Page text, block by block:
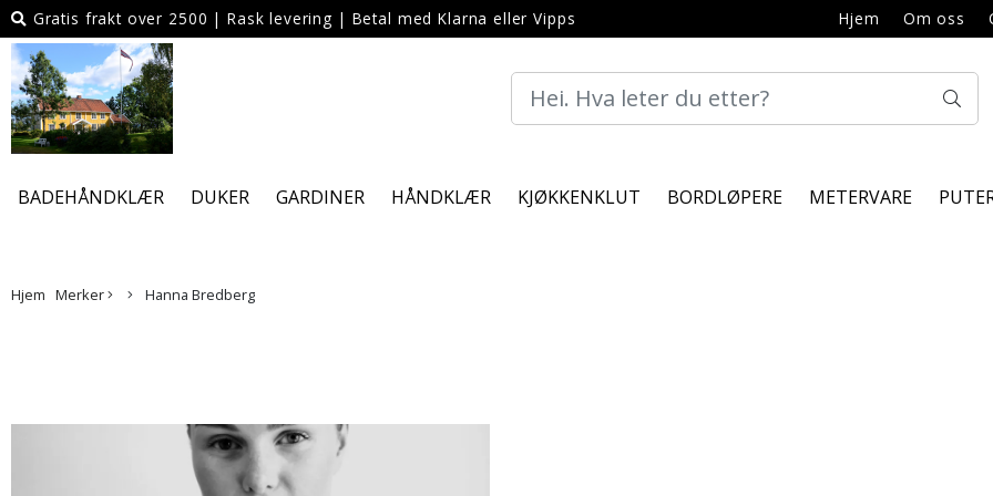
Gratis frakt over 2500 | Rask levering | Betal med Klarna eller Vipps Hjem Om oss
BADEHÅNDKLÆR DUKER GARDINER HÅNDKLÆR KJØKKENKLUT BORDLØPERE METERVARE
Hjem Merker Hanna Bredberg